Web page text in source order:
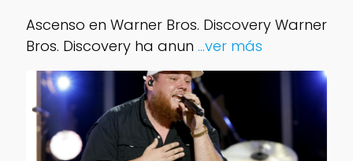
Ascenso en Warner Bros. Discovery Warner
Bros. Discovery ha anun ...ver más